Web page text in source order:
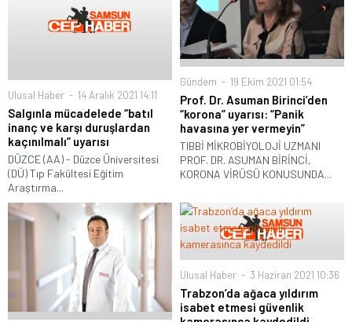
Ulusal Haber 14 Aralık 2021 14:11
Salgınla mücadelede “batıl
inanç ve karşı duruşlardan
kaçınılmalı” uyarısı
DÜZCE (AA) - Düzce Üniversitesi
(DÜ) Tıp Fakültesi Eğitim
Araştırma...
Gündem 19 Ekim 2021 01:54
Prof. Dr. Asuman Birinci’den
“korona” uyarısı: “Panik
havasına yer vermeyin”
TIBBİ MİKROBİYOLOJİ UZMANI
PROF. DR. ASUMAN BİRİNCİ,
KORONA VİRÜSÜ KONUSUNDA...
Ulusal Haber 3 Haziran 2021 10:36
Trabzon’da ağaca yıldırım
isabet etmesi güvenlik